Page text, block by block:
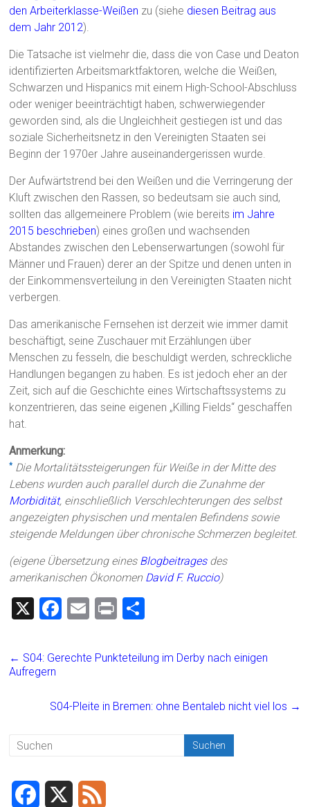
den Arbeiterklasse-Weißen zu (siehe diesen Beitrag aus
dem Jahr 2012).
Die Tatsache ist vielmehr die, dass die von Case und Deaton
identifizierten Arbeitsmarktfaktoren, welche die Weißen,
Schwarzen und Hispanics mit einem High-School-Abschluss
oder weniger beeinträchtigt haben, schwerwiegender
geworden sind, als die Ungleichheit gestiegen ist und das
soziale Sicherheitsnetz in den Vereinigten Staaten sei
Beginn der 1970er Jahre auseinandergerissen wurde.
Der Aufwärtstrend bei den Weißen und die Verringerung der
Kluft zwischen den Rassen, so bedeutsam sie auch sind,
sollten das allgemeinere Problem (wie bereits im Jahre
2015 beschrieben) eines großen und wachsenden
Abstandes zwischen den Lebenserwartungen (sowohl für
Männer und Frauen) derer an der Spitze und denen unten in
der Einkommensverteilung in den Vereinigten Staaten nicht
verbergen.
Das amerikanische Fernsehen ist derzeit wie immer damit
beschäftigt, seine Zuschauer mit Erzählungen über
Menschen zu fesseln, die beschuldigt werden, schreckliche
Handlungen begangen zu haben. Es ist jedoch eher an der
Zeit, sich auf die Geschichte eines Wirtschaftssystems zu
konzentrieren, das seine eigenen „Killing Fields“ geschaffen
hat.
Anmerkung:
* Die Mortalitätssteigerungen für Weiße in der Mitte des
Lebens wurden auch parallel durch die Zunahme der
Morbidität, einschließlich Verschlechterungen des selbst
angezeigten physischen und mentalen Befindens sowie
steigende Meldungen über chronische Schmerzen begleitet.
(eigene Übersetzung eines Blogbeitragesdes
amerikanischen Ökonomen David F. Ruccio)
X
F
ce
o
ok
E
ai
Pr
t
e
← S04: Gerechte Punkteteilung im Derby nach einigen
Aufregern
S04-Pleite in Bremen: ohne Bentaleb nicht viel los →